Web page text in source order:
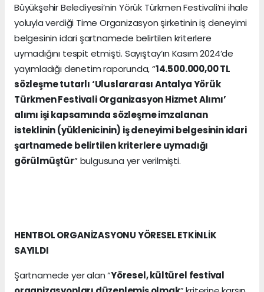
Büyükşehir Belediyesi’nin Yörük Türkmen Festivali’ni ihale
yoluyla verdiği Time Organizasyon şirketinin iş deneyimi
belgesinin idari şartnamede belirtilen kriterlere
uymadığını tespit etmişti. Sayıştay’ın Kasım 2024’de
yayımladığı denetim raporunda, “14.500.000,00 TL
sözleşme tutarlı ‘Uluslararası Antalya Yörük
Türkmen Festivali Organizasyon Hizmet Alımı’
alımı işi kapsamında sözleşme imzalanan
isteklinin (yüklenicinin) iş deneyimi belgesinin idari
şartnamede belirtilen kriterlere uymadığı
görülmüştür” bulgusuna yer verilmişti.
HENTBOL ORGANİZASYONU YÖRESEL ETKİNLİK
SAYILDI
Şartnamede yer alan “Yöresel, kültürel festival